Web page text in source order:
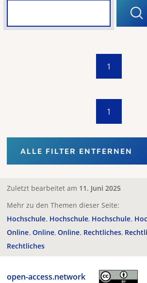
1
1
ALLE FILTER ENTFERNEN
Zuletzt bearbeitet am 11. Juni 2025
Mehr zu den Themen dieser Seite:
Hochschule Hochschule Hochschule
Online Online Online Rechtliches
Rechtliches
open-access.network